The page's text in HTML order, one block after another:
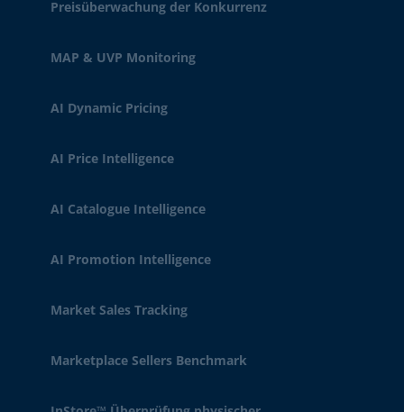
Preisüberwachung der Konkurrenz
MAP & UVP Monitoring
AI Dynamic Pricing
AI Price Intelligence
AI Catalogue Intelligence
AI Promotion Intelligence
Market Sales Tracking
Marketplace Sellers Benchmark